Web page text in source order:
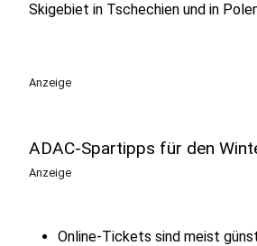
Skigebiet in Tschechien und in
Anzeige
ADAC-Spartipps für den
Anzeige
Online-Tickets sind meist